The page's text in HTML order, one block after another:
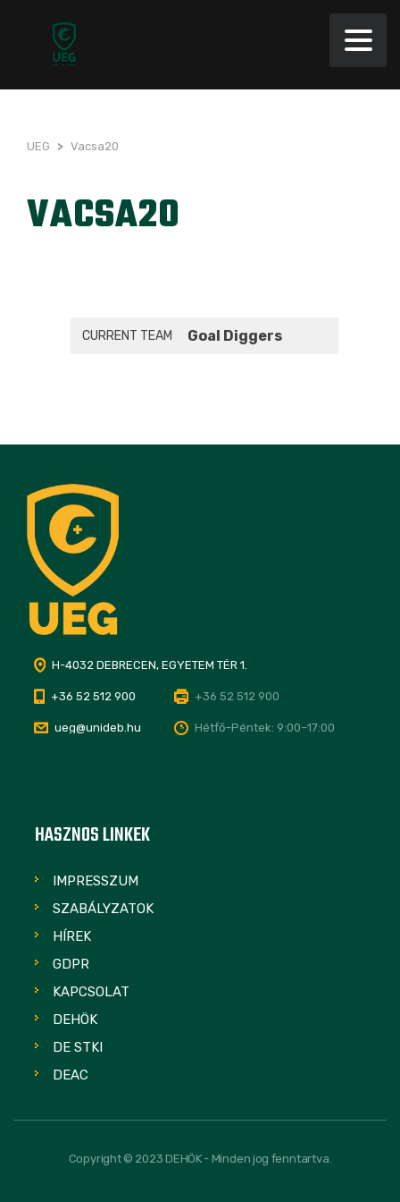
UEG > Vacsa20
VACSA20
CURRENT TEAM Goal Diggers
H-4032 DEBRECEN, EGYETEM TÉR 1.
+36 52 512 900 +36 52 512 900
ueg@unideb.hu Hétfő–Péntek: 9:00–17:00
HASZNOS LINKEK
IMPRESSZUM
SZABÁLYZATOK
HÍREK
GDPR
KAPCSOLAT
DEHÖK
DE STKI
DEAC
Copyright © 2023 DEHÖK - Minden jog fenntartva.